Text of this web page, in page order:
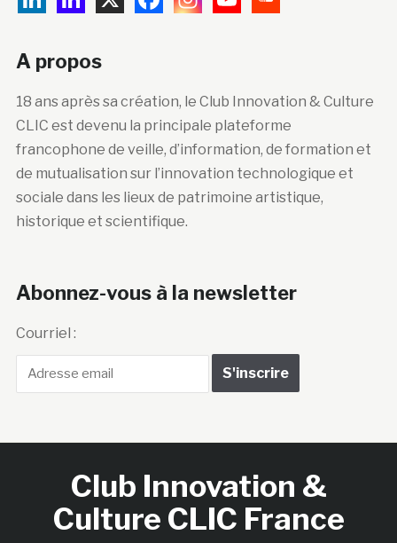
A propos
18 ans après sa création, le Club Innovation & Culture
CLIC est devenu la principale plateforme
francophone de veille, d’information, de formation et
de mutualisation sur l’innovation technologique et
sociale dans les lieux de patrimoine artistique,
historique et scientifique.
Abonnez-vous à la newsletter
Courriel :
Club Innovation &
Culture CLIC France